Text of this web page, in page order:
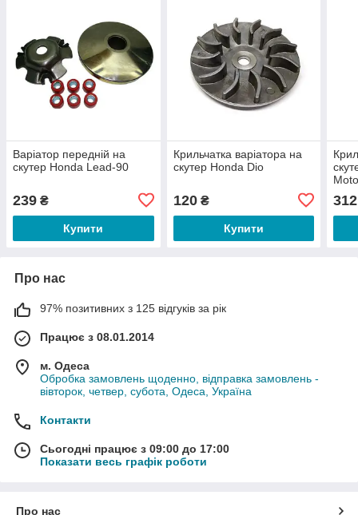
Варіатор передній на
скутер Honda Lead-90
239 ₴
Купити
Крильчатка варіатора на
скутер Honda Dio
120₴
Купити
312
Про нас
97% позитивних з 125 відгуків за рік
Працює з 08.01.2014
м. Одеса
Обробка замовлень щоденно, відправка замовлень -
вівторок, четвер, субота, Одеса, Україна
Контакти
Сьогодні працює з 09:00 до 17:00
Показати весь графік роботи
Про нас